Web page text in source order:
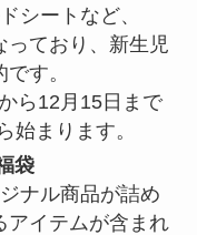
シートなど、
っており、新生児
す。
ら12月15日まで
始まります。
袋
ナル商品が詰め
アイテムが含まれ